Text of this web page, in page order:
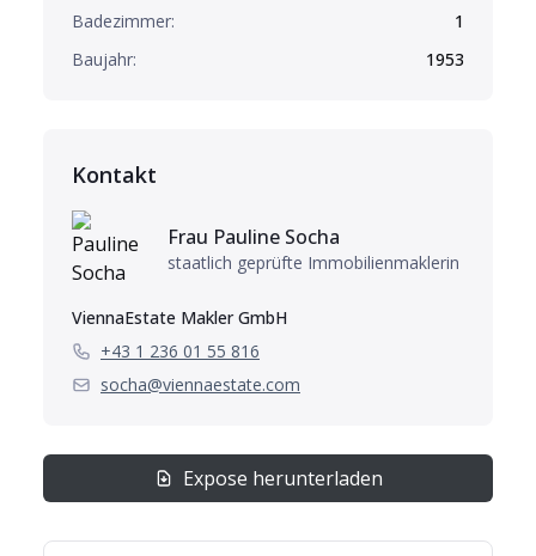
Badezimmer:
1
Baujahr:
1953
Kontakt
Frau Pauline Socha
staatlich geprüfte Immobilienmaklerin
ViennaEstate Makler GmbH
+43 1 236 01 55 816
socha@viennaestate.com
Expose herunterladen